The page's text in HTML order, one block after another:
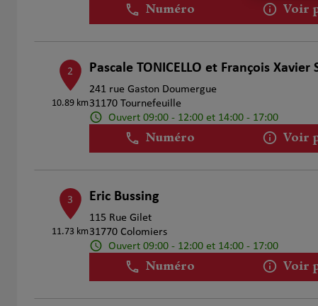
Numéro Voir
2
10.89 km
Pascale TONICELLO et François Xavier
241 rue Gaston Doumergue
31170 Tournefeuille
Ouvert 09:00 - 12:00 et 14:00 - 17:00
Numéro Voir
3
11.73 km
Eric Bussing
115 Rue Gilet
31770 Colomiers
Ouvert 09:00 - 12:00 et 14:00 - 17:00
Numéro Voir